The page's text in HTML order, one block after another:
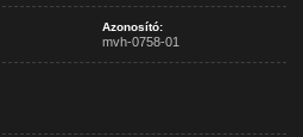
Azonosító:
mvh-0758-01